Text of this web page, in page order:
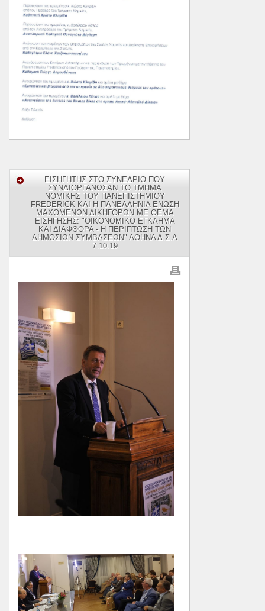
ΕΙΣΗΓΗΤΗΣ ΣΤΟ ΣΥΝΕΔΡΙΟ ΠΟΥ
ΣΥΝΔΙΟΡΓΑΝΩΣΑΝ ΤΟ ΤΜΗΜΑ
ΝΟΜΙΚΗΣ ΤΟΥ ΠΑΝΕΠΙΣΤΗΜΙΟΥ
FREDERICK ΚΑΙ Η ΠΑΝΕΛΛΗΝΙΑ ΕΝΩΣΗ
ΜΑΧΟΜΕΝΩΝ ΔΙΚΗΓΟΡΩΝ ΜΕ ΘΕΜΑ
ΕΙΣΗΓΗΣΗΣ: "ΟΙΚΟΝΟΜΙΚΟ ΕΓΚΛΗΜΑ
ΚΑΙ ΔΙΑΦΘΟΡΑ - Η ΠΕΡΙΠΤΩΣΗ ΤΩΝ
ΔΗΜΟΣΙΩΝ ΣΥΜΒΑΣΕΩΝ" ΑΘΗΝΑ Δ.Σ.Α
7.10.19